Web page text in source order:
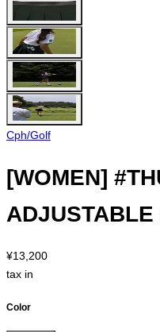
Cph/Golf
[WOMEN]
¥13,200
tax in
Color